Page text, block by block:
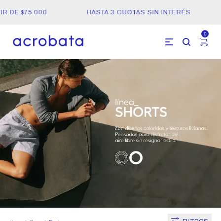
DE $75.000 HASTA 3 CUOTAS SIN INTERÉS
0